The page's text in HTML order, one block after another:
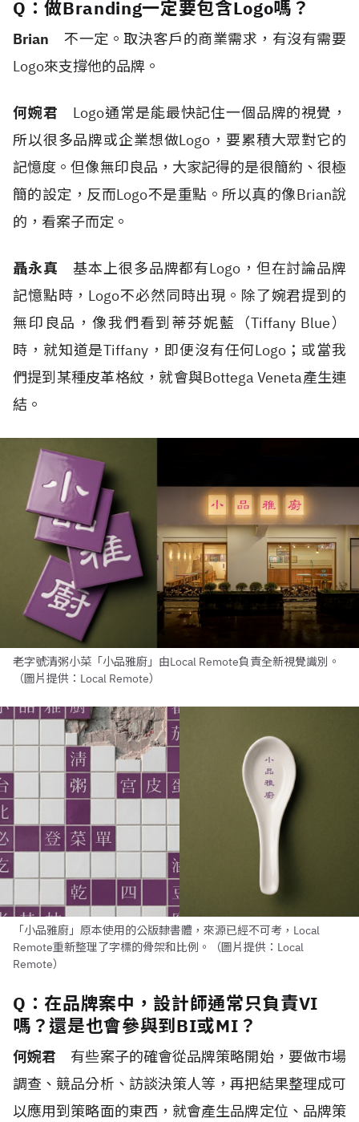
Q：做Branding一定要包含Logo嗎？
Brian 不一定。取決客戶的商業需求，有沒有需要
Logo來支撐他的品牌。
何婉君 Logo通常是能最快記住一個品牌的視覺，
所以很多品牌或企業想做Logo ，要累積大眾對它的
記憶度。但像無印良品，大家記得的是很簡約、很極
簡的設定，反而Logo不是重點。所以真的像Brian說
的，看案子而定。
聶永真 基本上很多品牌都有Logo ，但在討論品牌
記憶點時， Logo不必然同時出現。除了婉君提到的
無印良品，像我們看到蒂芬妮藍（Tiffany Blue）
時，就知道是Tiffany ，即便沒有任何Logo ；或當我
們提到某種皮革格紋，就會與Bottega Veneta產生連
結。
老字號清粥小菜「小品雅廚」由Local Remote負責全新視覺識別。
（圖片提供：Local Remote）
「小品雅廚」原本使用的公版隸書體，來源已經不可考，Local
Remote重新整理了字標的骨架和比例。（圖片提供：Local
Remote）
Q：在品牌案中，設計師通常只負責VI
嗎？還是也會參與到BI或MI？
何婉君 有些案子的確會從品牌策略開始，要做市場
調查、競品分析、訪談決策人等，再把結果整理成可
以應用到策略面的東西，就會產生品牌定位、品牌策